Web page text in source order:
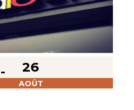
26
AOÛT